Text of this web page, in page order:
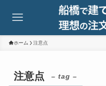
ホーム 注意点
注意点 – tag –